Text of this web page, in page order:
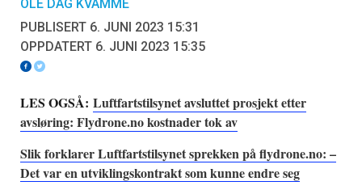
OLE DAG KVAMME
PUBLISERT 6. JUNI 2023 15:31
OPPDATERT 6. JUNI 2023 15:35
LES OGSÅ: Luftfartstilsynet avsluttet prosjekt etter
avsløring: Flydrone.no kostnader tok av
Slik forklarer Luftfartstilsynet sprekken på flydrone.no: –
Det var en utviklingskontrakt som kunne endre seg